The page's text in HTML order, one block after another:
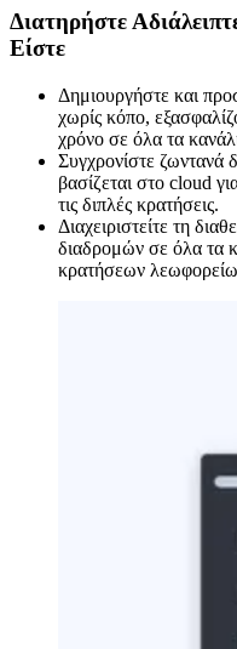
Διατηρήστε
Είστε
Δημιουργήστε και
χωρίς κόπο,
χρόνο σε όλα τα
Συγχρονίστε ζωντανά
βασίζεται στο cloud
τις διπλές κρατήσεις.
Διαχειριστείτε τη
διαδρομών σε όλα τα
κρατήσεων